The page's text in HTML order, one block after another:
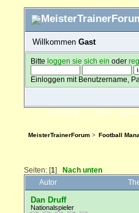
Willkommen Gast
Bitteloggen sie sich ein oder
Einloggen mit Benutzername,
ÜBERSICHT HILFE SUCHE
MeisterTrainerForum> Football
Seiten: [1] Nach unten
Autor
Dan Druff
Nationalspieler